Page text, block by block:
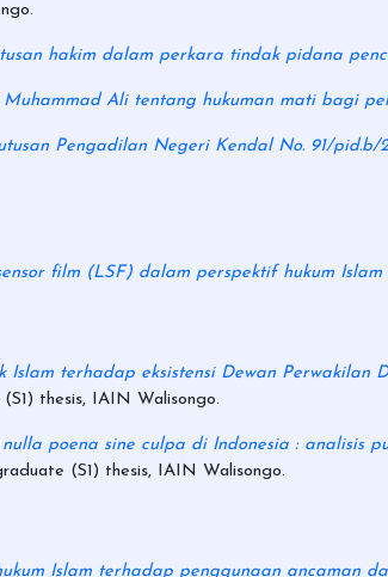
hakim dalam perkara tindak pidana
Muhammad Ali tentang hukuman mati bagi
Pengadilan Negeri Kendal No. 91/
film (LSF) dalam perspektif hukum Islam
Islam terhadap eksistensi Dewan Perwakilan
thesis, IAIN Walisongo.
poena sine culpa di Indonesia : analisis
(S1) thesis, IAIN Walisongo.
Islam terhadap penggunaan ancaman